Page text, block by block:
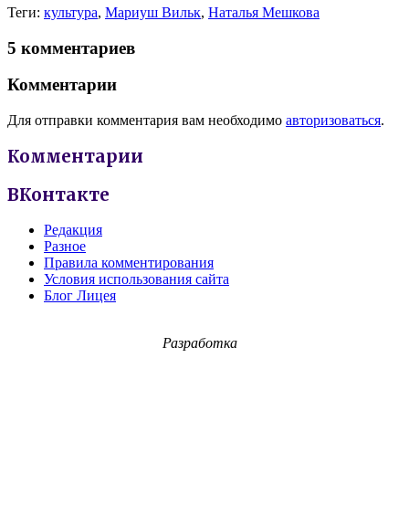
Теги: культура, Мариуш Вильк, Наталья Мешкова
5 комментариев
Комментарии
Для отправки комментария вам необходимо авторизоваться.
Комментарии
ВКонтакте
Редакция
Разное
Правила комментирования
Условия использования сайта
Блог Лицея
Разработка